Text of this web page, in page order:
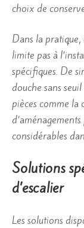
choix de
Dans la
limite pas à
spécifiques. De
douche sans
pièces comme la
considérables
Solutions
d’escalier
Les solutions